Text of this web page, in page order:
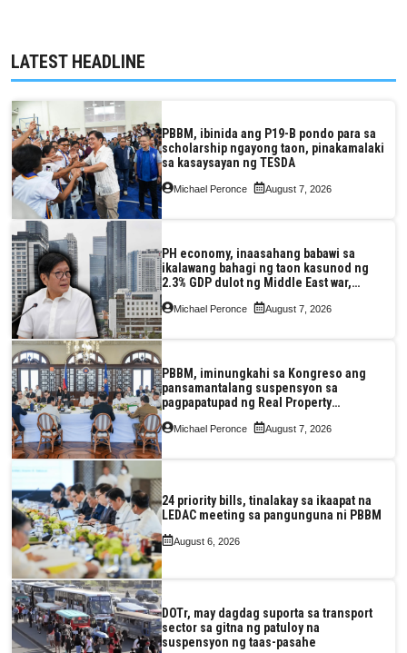
LATEST HEADLINE
PBBM, ibinida ang P19-B pondo para sa
scholarship ngayong taon, pinakamalaki
sa kasaysayan ng TESDA
Michael Peronce August 7, 2026
PH economy, inaasahang babawi sa
ikalawang bahagi ng taon kasunod ng
2.3% GDP dulot ng Middle East war,
pagkaantala ng public construction
Michael Peronce August 7, 2026
PBBM, iminungkahi sa Kongreso ang
pansamantalang suspensyon sa
pagpapatupad ng Real Property
Valuation and Assessment Reform Act
Michael Peronce August 7, 2026
24 priority bills, tinalakay sa ikaapat na
LEDAC meeting sa pangunguna ni PBBM
August 6, 2026
DOTr, may dagdag suporta sa transport
sector sa gitna ng patuloy na
suspensyon ng taas-pasahe